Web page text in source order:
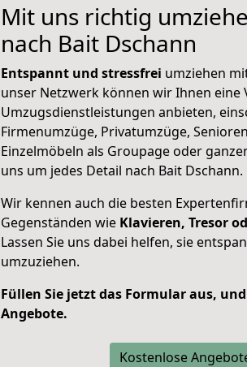
Mit uns richtig
nach Bait Dschann
Entspannt und stressfrei umziehen
unser Netzwerk können wir Ihnen eine
Umzugsdienstleistungen anbieten,
Firmenumzüge, Privatumzüge,
Einzelmöbeln als Groupage oder
uns um jedes Detail nach Bait Dschann.
Wir kennen auch die besten
Gegenständen wie Klavieren, Tresor
Lassen Sie uns dabei helfen, sie
umzuziehen.
Füllen Sie jetzt das Formular aus,
Angebote.
Kostenlose